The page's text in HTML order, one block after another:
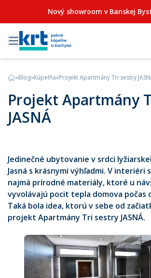
Nový showroom v Banskej
»Blog»Kúpeľňa»Projekt Apartmány Tri sestry
Projekt Apartmány
JASNÁ
Jedinečné ubytovanie v srdci
Jasná s krásnymi výhľadmi. V interiéri
najmä prírodné materiály, ktoré u
vyvolávajú pocit tepla domova počas
Taká bola idea, ktorú v sebe od
projekt Apartmány Tri sestry JASNÁ.